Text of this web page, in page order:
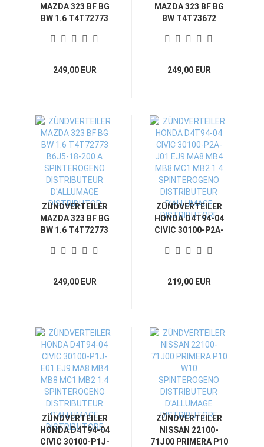
MAZDA 323 BF BG
BW 1.6 T4T72773
SPINTEROGENO
D'ALLUMAGE
DISTRIBUTORE
249,00 EUR
MAZDA 323 BF BG
BW T4T73672
SPINTEROGENO
D'ALLUMAGE
DISTRIBUTORE
249,00 EUR
ZÜNDVERTEILER
MAZDA 323 BF BG
BW 1.6 T4T72773
SPINTEROGENO
D'ALLUMAGE
DISTRIBUTOR
249,00 EUR
ZÜNDVERTEILER
HONDA D4T94-04
CIVIC 30100-P2A-
MB8 MC1 MB2 1.4
DISTRIBUTEUR
D'ALLUMAGE
219,00 EUR
ZÜNDVERTEILER
HONDA D4T94-04
CIVIC 30100-P1J-
ZÜNDVERTEILER
NISSAN 22100-
71J00 PRIMERA P10